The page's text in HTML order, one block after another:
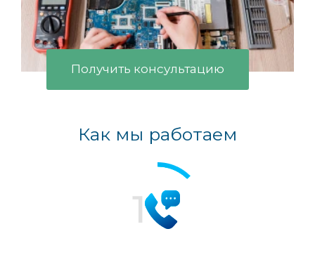
Получить консультацию
Как мы работаем